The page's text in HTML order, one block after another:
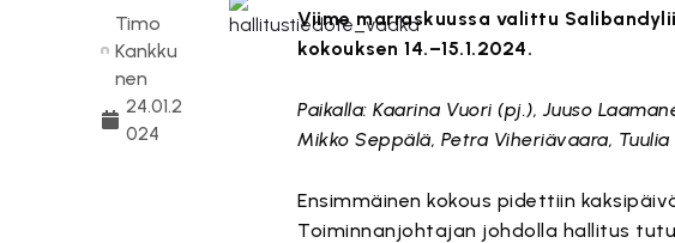
Timo
Kankku
nen
24.01.2
024
Viime marraskuussa valittu
kokouksen 14.–15.1.2024.
Paikalla: Kaarina Vuori (pj.), Juuso
Mikko Seppälä, Petra Viheriävaara,
Ensimmäinen kokous pidettiin
Toiminnanjohtajan johdolla hallitus